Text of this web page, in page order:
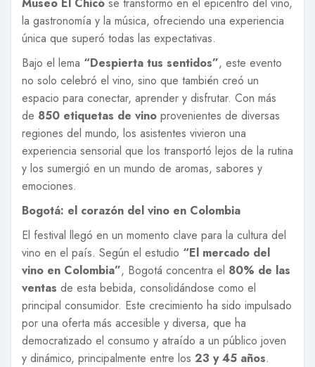
la gastronomía y la música, ofreciendo una experiencia
única que superó todas las expectativas.
Bajo el lema “Despierta tus sentidos”, este evento
no solo celebró el vino, sino que también creó un
espacio para conectar, aprender y disfrutar. Con más
de 850 etiquetas de vino provenientes de diversas
regiones del mundo, los asistentes vivieron una
experiencia sensorial que los transportó lejos de la rutina
y los sumergió en un mundo de aromas, sabores y
emociones.
Bogotá: el corazón del vino en Colombia
El festival llegó en un momento clave para la cultura del
vino en el país. Según el estudio “El mercado del
vino en Colombia”, Bogotá concentra el 80% de las
ventas de esta bebida, consolidándose como el
principal consumidor. Este crecimiento ha sido impulsado
por una oferta más accesible y diversa, que ha
democratizado el consumo y atraído a un público joven
y dinámico, principalmente entre los 23 y 45 años.